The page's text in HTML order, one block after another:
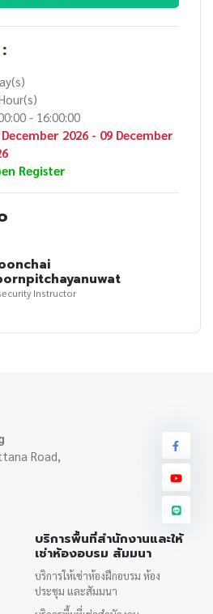
- 16:00:00
December 2026 - 09 December
Register
Instructor
Road,
บริการพื้นที่สำนักงานและให้
เช่าห้องอบรม สัมมนา
บริการให้เช่าห้องฝึกอบรม ห้อง
ประชุม และสัมมนา